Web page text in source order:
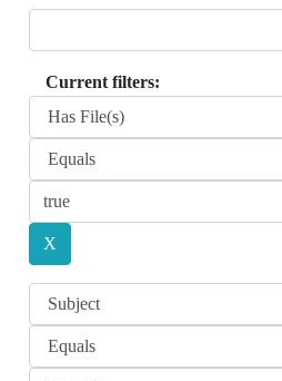
Current filters: